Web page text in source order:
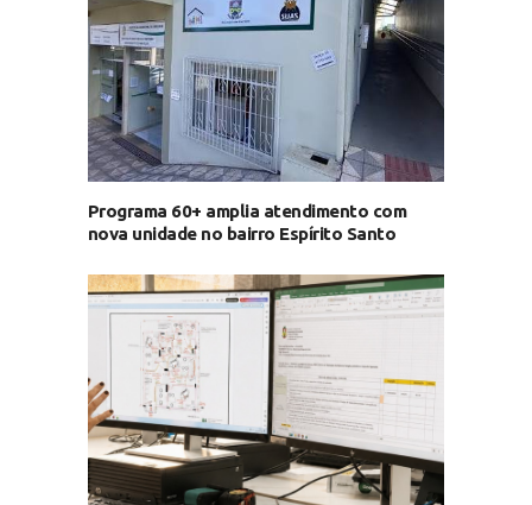
Programa 60+ amplia atendimento com
nova unidade no bairro Espírito Santo